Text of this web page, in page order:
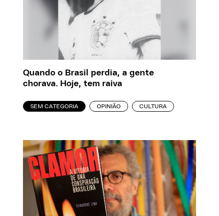
Quando o Brasil perdia, a gente
chorava. Hoje, tem raiva
SEM CATEGORIA OPINIÃO CULTURA